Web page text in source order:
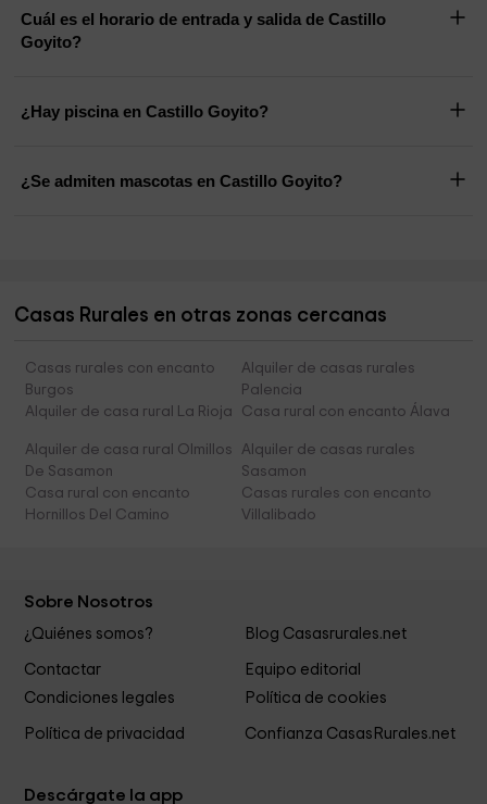
Cuál es el horario de entrada y salida de Castillo
Goyito?
¿Hay piscina en Castillo Goyito?
¿Se admiten mascotas en Castillo Goyito?
Casas Rurales en otras zonas cercanas
Casas rurales con encanto
Burgos
Alquiler de casas rurales
Palencia
Alquiler de casa rural La Rioja
Casa rural con encanto Álava
Alquiler de casa rural Olmillos
De Sasamon
Alquiler de casas rurales
Sasamon
Casa rural con encanto
Hornillos Del Camino
Casas rurales con encanto
Villalibado
Sobre Nosotros
¿Quiénes somos? Blog Casasrurales.net
Contactar
Equipo editorial
Condiciones legales
Política de cookies
Política de privacidad Confianza CasasRurales.net
Descárgate la app